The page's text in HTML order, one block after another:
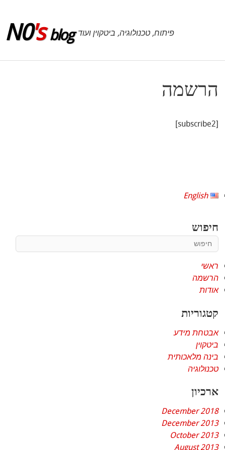
N0's blog פיתוח, טכנולוגיה, ביטקוין ועוד
הרשמה
[subscribe2]
English
חיפוש
ראשי
הרשמה
אודות
קטגוריות
אבטחת מידע
ביטקוין
בינה מלאכותית
טכנולוגיה
ארכיון
December 2018
December 2013
October 2013
August 2013